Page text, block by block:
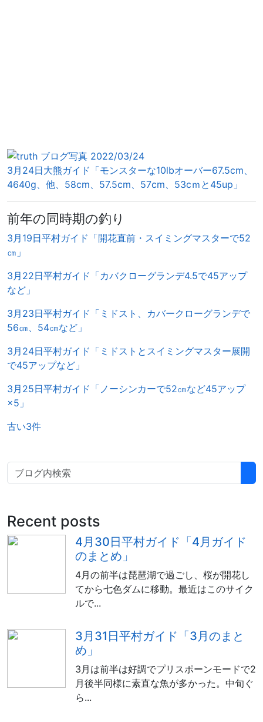
3月24日大熊ガイド「モンスターな10lbオーバー67.5cm、
4640g、他、58cm、57.5cm、57cm、53cｍと45up」
前年の同時期の釣り
3月19日平村ガイド「開花直前・スイミングマスターで52
㎝」
3月22日平村ガイド「カバクローグランデ4.5で45アップ
など」
3月23日平村ガイド「ミドスト、カバークローグランデで
56㎝、54㎝など」
3月24日平村ガイド「ミドストとスイミングマスター展開
で45アップなど」
3月25日平村ガイド「ノーシンカーで52㎝など45アップ
×5」
古い3件
Recent posts
4月30日平村ガイド「4月ガイド
のまとめ」
4月の前半は琵琶湖で過ごし、桜が開花し
てから七色ダムに移動。最近はこのサイク
ルで...
3月31日平村ガイド「3月のまと
め」
3月は前半は好調でプリスポーンモードで2
月後半同様に素直な魚が多かった。中旬ぐ
ら...